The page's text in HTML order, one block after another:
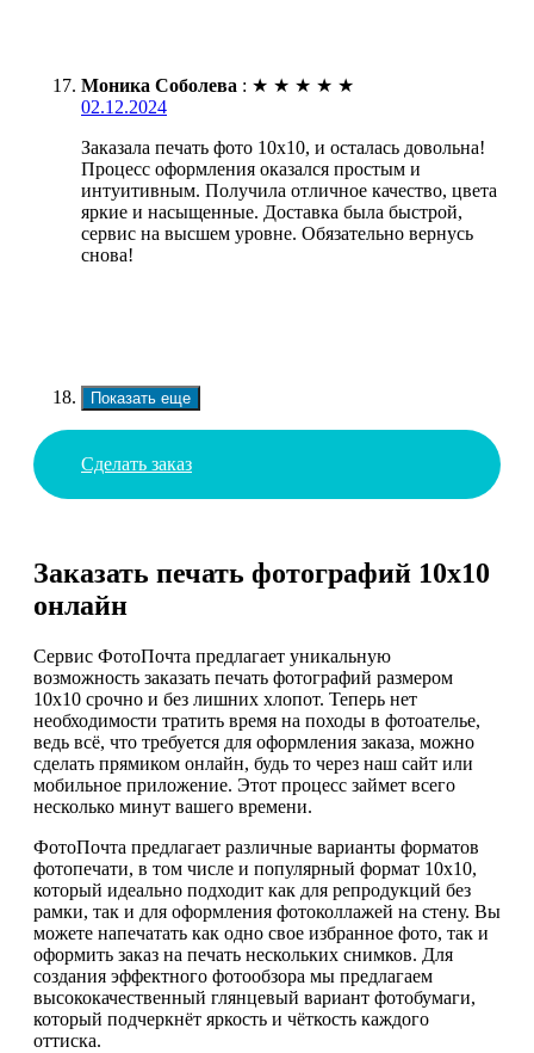
Моника Соболева : ★ ★ ★ ★ ★
02.12.2024
Заказала печать фото 10х10, и осталась довольна!
Процесс оформления оказался простым и
интуитивным. Получила отличное качество, цвета
яркие и насыщенные. Доставка была быстрой,
сервис на высшем уровне. Обязательно вернусь
снова!
Показать еще
Сделать заказ
Заказать печать фотографий 10х10
онлайн
Сервис ФотоПочта предлагает уникальную
возможность заказать печать фотографий размером
10х10 срочно и без лишних хлопот. Теперь нет
необходимости тратить время на походы в фотоателье,
ведь всё, что требуется для оформления заказа, можно
сделать прямиком онлайн, будь то через наш сайт или
мобильное приложение. Этот процесс займет всего
несколько минут вашего времени.
ФотоПочта предлагает различные варианты форматов
фотопечати, в том числе и популярный формат 10х10,
который идеально подходит как для репродукций без
рамки, так и для оформления фотоколлажей на стену. Вы
можете напечатать как одно свое избранное фото, так и
оформить заказ на печать нескольких снимков. Для
создания эффектного фотообзора мы предлагаем
высококачественный глянцевый вариант фотобумаги,
который подчеркнёт яркость и чёткость каждого
оттиска.